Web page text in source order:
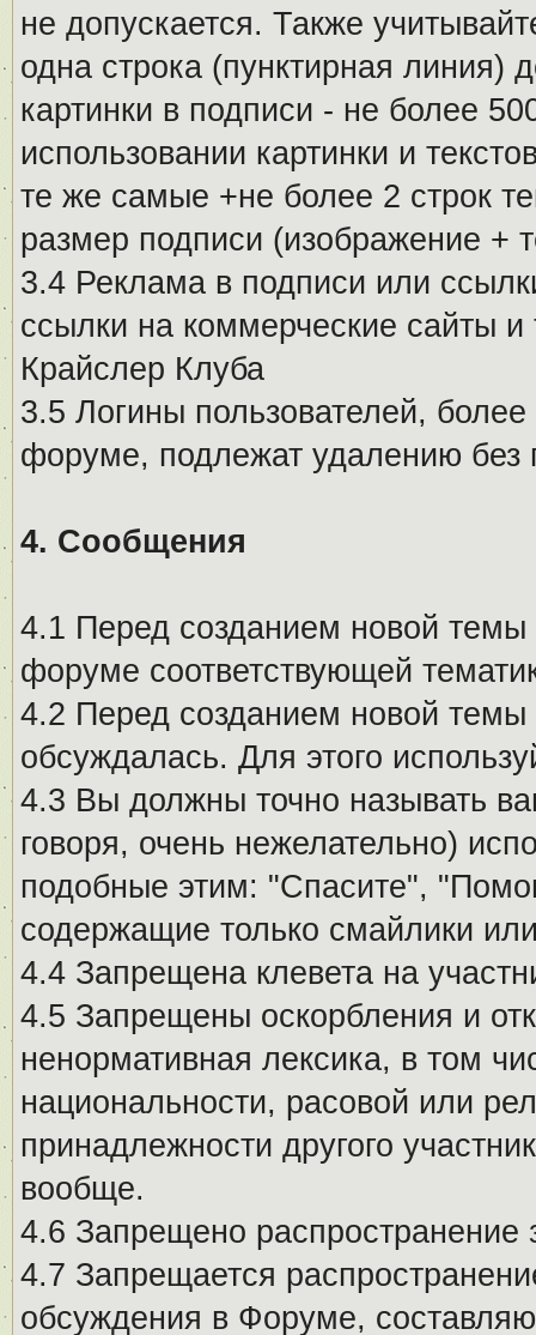
не допускается. Также
одна строка (пунктирная линия)
картинки в подписи - не более
использовании картинки и
те же самые +не более 2 строк
размер подписи (изображение +
3.4 Реклама в подписи или
ссылки на коммерческие сайты
Крайслер Клуба
3.5 Логины пользователей,
форуме, подлежат удалению без
4. Сообщения
4.1 Перед созданием новой темы
форуме соответствующей
4.2 Перед созданием новой
обсуждалась. Для этого
4.3 Вы должны точно называть
говоря, очень нежелательно)
подобные этим: "Спасите",
содержащие только смайлики
4.4 Запрещена клевета на
4.5 Запрещены оскорбления и
ненормативная лексика, в том
национальности, расовой или
принадлежности другого
вообще.
4.6 Запрещено
4.7 Запрещается
обсуждения в Форуме,